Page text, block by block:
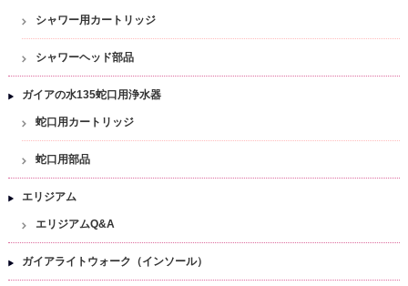
シャワー用カートリッジ
シャワーヘッド部品
ガイアの水135蛇口用浄水器
蛇口用カートリッジ
蛇口用部品
エリジアム
エリジアムQ&A
ガイアライトウォーク（インソール）